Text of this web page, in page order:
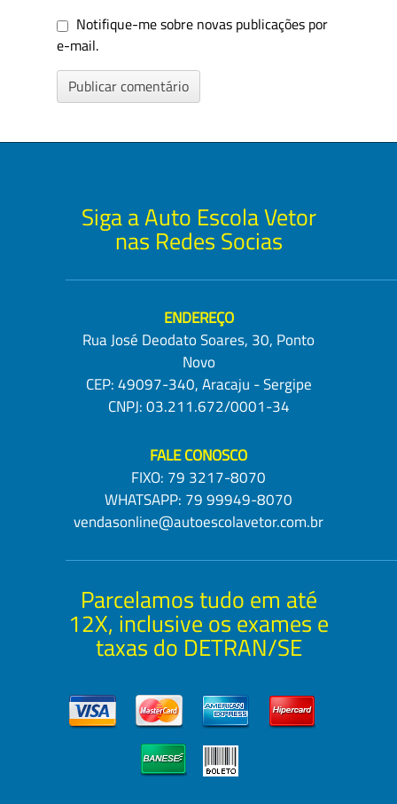
Notifique-me sobre novas publicações por
e-mail.
Siga a Auto Escola Vetor
nas Redes Socias
ENDEREÇO
Rua José Deodato Soares, 30, Ponto
Novo
CEP: 49097-340, Aracaju - Sergipe
CNPJ: 03.211.672/0001-34
FALE CONOSCO
FIXO: 79 3217-8070
WHATSAPP: 79 99949-8070
vendasonline@autoescolavetor.com.br
Parcelamos tudo em até
12X, inclusive os exames e
taxas do DETRAN/SE